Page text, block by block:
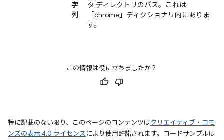
字
列
タ ディレクトリのパス。これは
「chrome」ディクショナリ内にありま
す。
この情報は役に立ちましたか？
特に記載のない限り、このページのコンテンツはクリエイティブ・コモ
ンズの表示 4.0 ライセンスにより使用許諾されます。コードサンプルは